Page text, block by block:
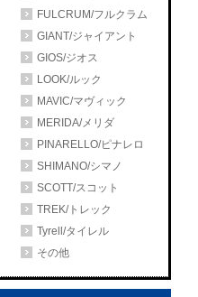
FULCRUM/フルクラム
GIANT/ジャイアント
GIOS/ジオス
LOOK/ルック
MAVIC/マヴィック
MERIDA/メリダ
PINARELLO/ピナレロ
SHIMANO/シマノ
SCOTT/スコット
TREK/トレック
Tyrell/タイレル
その他